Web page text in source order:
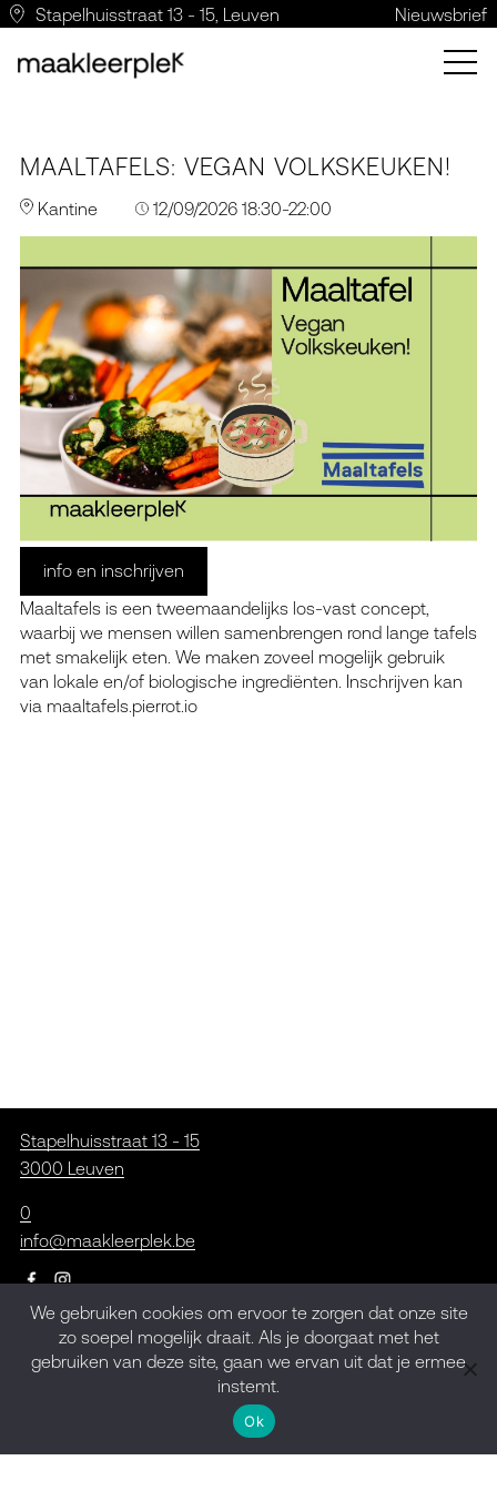
Stapelhuisstraat 13 - 15, Leuven Nieuwsbrief
MAALTAFELS: VEGAN VOLKSKEUKEN!
Kantine 12/09/2026 18:30-22:00
info en inschrijven
Maaltafels is een tweemaandelijks los-vast concept,
waarbij we mensen willen samenbrengen rond lange tafels
met smakelijk eten. We maken zoveel mogelijk gebruik
van lokale en/of biologische ingrediënten. Inschrijven kan
via maaltafels.pierrot.io
Stapelhuisstraat 13 - 15
3000 Leuven
0
info@maakleerplek.be
Inschrijven op de
Meld je aan
We gebruiken cookies om ervoor te zorgen dat onze site
zo soepel mogelijk draait. Als je doorgaat met het
gebruiken van deze site, gaan we ervan uit dat je ermee
instemt.
Ok